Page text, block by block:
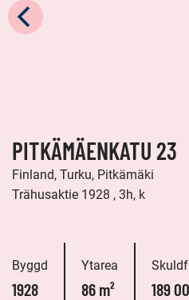
PITKÄMÄENKATU 23
Finland, Turku, Pitkämäki
Trähusaktie 1928 , 3h, k
Byggd
1928
Ytarea
86 m² 189